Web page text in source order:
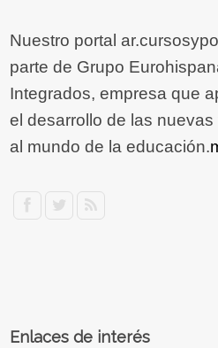
Nuestro portal
parte de Grupo
Integrados, empresa que
el desarrollo de las
al mundo de la educación.
Enlaces de interés